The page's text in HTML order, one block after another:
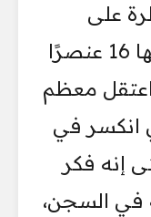
على
المدينة بعد َمعركة قتل فيها 16 عنصرًا
معظم
انكسر في
إنه فكر
في السجن،